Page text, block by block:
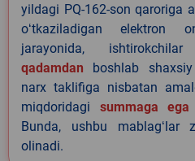
yildagi PQ-162-son qaroriga
oʻtkaziladigan elektron
jarayonida,
qadamdan boshlab
narx taklifiga nisbatan
miqdoridagi summaga
Bunda, ushbu mablagʻlar
olinadi.